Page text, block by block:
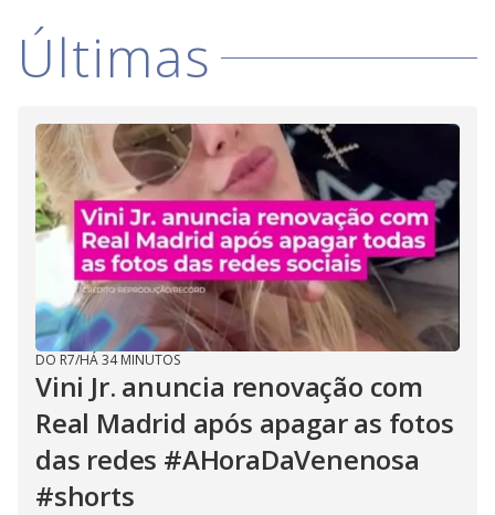
i
d
e
o
Últimas
DO R7/HÁ 34 MINUTOS
Vini Jr. anuncia renovação com
Real Madrid após apagar as fotos
das redes #AHoraDaVenenosa
#shorts